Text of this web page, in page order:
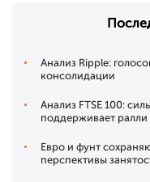
Анализ Ripple:
консолидации
Анализ FTSE 100:
поддерживает
Евро и фунт
перспективы